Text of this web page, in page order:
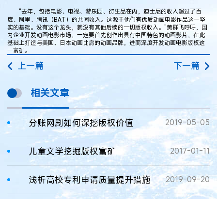
“去年，包括电影、电视、游乐园、衍生品在内，迪士尼的收入超过了百
度、阿里、腾讯（BAT）的共同收入。这源于他们有优质动画电影作品这一坚
实的基础。没有这个龙头，就没有其他后续的一切版权收入。”黄群飞呼吁，国
内企业开发动画电影市场，一定要首先创作出具有中国特色的动画影片，在此
基础上打造与美国、日本动画比肩的动画品牌，进而深度开发动画电影版权这
一富矿。
上一篇 下一篇
相关文章
分账网剧如何深挖版权价值 2019-05-05
儿童文学挖掘版权富矿 2017-01-11
浅析高校专利申请质量提升措施 2019-09-20